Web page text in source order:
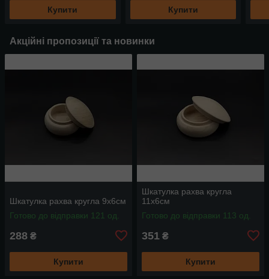
Купити Купити
Акційні пропозиції та новинки
Шкатулка рахва кругла 9x6см
Готово до відправки 121 од.
288 ₴
Купити
Шкатулка рахва кругла
11x6см
Готово до відправки 113 од.
351 ₴
Купити